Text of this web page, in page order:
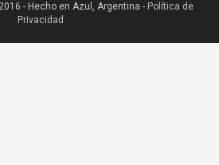
- Hecho en Azul, Argentina - Política de
Privacidad